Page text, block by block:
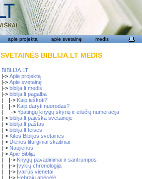
apie projektą apie svetainę medis
SVETAINĖS BIBLIJA.LT MEDIS
BIBLIJA.LT
|-> Apie projektą
|-> Apie svetainę
|-> biblija.lt medis
|-> biblija.lt pagalba
| |-> Kaip ieškoti?
| |-> Kaip daryti nuorodas?
| `-> Ypatingų knygų skyrių ir eilučių numeracija
|-> biblija.lt paieška svetainėje
|-> biblija.lt paštas
|-> biblija.lt teisės
|-> Kitos Biblijos svetainės
|-> Dienos liturginiai skaitiniai
|-> Naujienos
|-> Apie Bibliją
| |-> Knygų pavadinimai ir santrumpos
| |-> Įvykių chronologija
| |-> Įvairūs vienetai
| |-> Hebrajų abėcėlė